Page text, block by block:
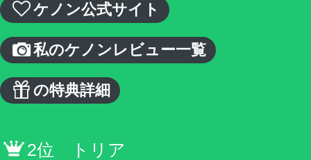
ケノン公式サイト
私のケノンレビュー一覧
の特典詳細
2位 トリア